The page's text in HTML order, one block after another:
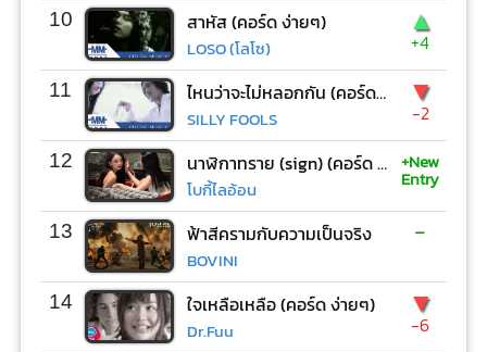
10 สาหัส (คอร์ด ง่ายๆ)
LOSO (โลโซ)
▲
+4
11 ไหนว่าจะไม่หลอกกัน (คอร์ด ง่ายๆ)
SILLY FOOLS
▼
-2
12 นาฬิกาทราย (sign) (คอร์ด ง่ายๆ)
โบกี้ไลอ้อน
+New
Entry
13 ฟ้าสีครามกับความเป็นจริง
BOVINI
-
14 ใจเหลือเหลือ (คอร์ด ง่ายๆ)
Dr.Fuu
▼
-6